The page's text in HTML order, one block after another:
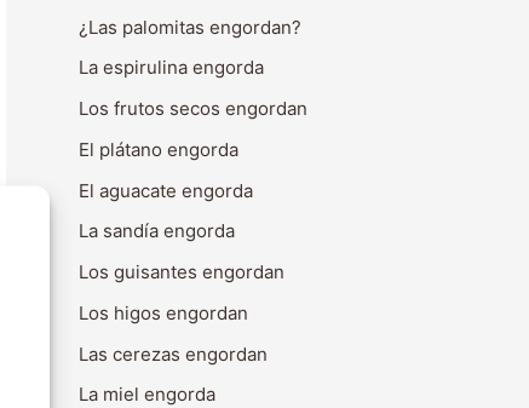
¿Las palomitas engordan?
La espirulina engorda
Los frutos secos engordan
El plátano engorda
El aguacate engorda
La sandía engorda
Los guisantes engordan
Los higos engordan
Las cerezas engordan
La miel engorda